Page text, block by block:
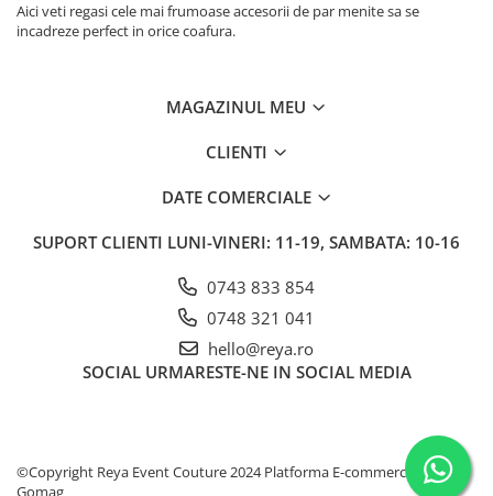
Aici veti regasi cele mai frumoase accesorii de par menite sa se
incadreze perfect in orice coafura.
MAGAZINUL MEU
CLIENTI
DATE COMERCIALE
SUPORT CLIENTI LUNI-VINERI: 11-19, SAMBATA: 10-16
0743 833 854
0748 321 041
hello@reya.ro
SOCIAL URMARESTE-NE IN SOCIAL MEDIA
©Copyright Reya Event Couture 2024Platforma E-commerce by
Gomag